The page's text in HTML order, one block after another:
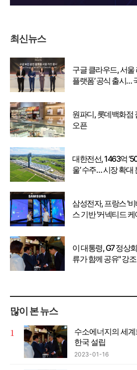
최신뉴스
구글 클라우드, 서울
플랫폼’ 공식 출시…
원파디, 롯데백화점
오픈
대한전선, 1463억
울’ 수주… 시장 확대
삼성전자, 프랑스 '
스 기반 '커넥티드 케
이 대통령, G7 정상
류가 함께 공유" 강조
많이 본 뉴스
수소에너지의 세계
한국 설립
2023-01-16